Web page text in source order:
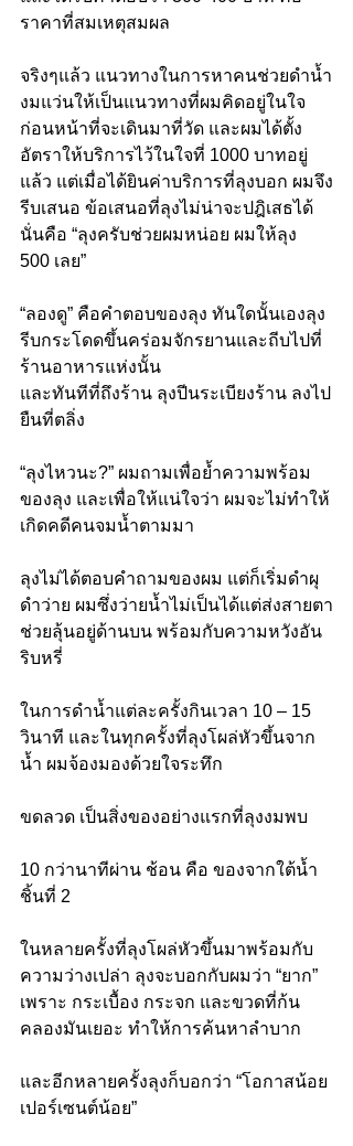
ราคาที่สมเหตุสมผล
จริงๆแล้ว แนวทางในการหาคนช่วยดำน้ำ
งมแว่นให้เป็นแนวทางที่ผมคิดอยู่ในใจ
ก่อนหน้าที่จะเดินมาที่วัด และผมได้ตั้ง
อัตราให้บริการไว้ในใจที่ 1000 บาทอยู่
แล้ว แต่เมื่อได้ยินค่าบริการที่ลุงบอก ผมจึง
รีบเสนอ ข้อเสนอที่ลุงไม่น่าจะปฎิเสธได้
นั่นคือ “ลุงครับช่วยผมหน่อย ผมให้ลุง
500 เลย”
“ลองดู” คือคำตอบของลุง ทันใดนั้นเองลุง
รีบกระโดดขึ้นคร่อมจักรยานและถีบไปที่
ร้านอาหารแห่งนั้น
และทันทีที่ถึงร้าน ลุงปีนระเบียงร้าน ลงไป
ยืนที่ตลิ่ง
“ลุงไหวนะ?” ผมถามเพื่อย้ำความพร้อม
ของลุง และเพื่อให้แน่ใจว่า ผมจะไม่ทำให้
เกิดคดีคนจมน้ำตามมา
ลุงไม่ได้ตอบคำถามของผม แต่ก็เริ่มดำผุ
ดำว่าย ผมซึ่งว่ายน้ำไม่เป็นได้แต่ส่งสายตา
ช่วยลุ้นอยู่ด้านบน พร้อมกับความหวังอัน
ริบหรี่
ในการดำน้ำแต่ละครั้งกินเวลา 10 – 15
วินาที และในทุกครั้งที่ลุงโผล่หัวขึ้นจาก
น้ำ ผมจ้องมองด้วยใจระทึก
ขดลวด เป็นสิ่งของอย่างแรกที่ลุงงมพบ
10 กว่านาทีผ่าน ช้อน คือ ของจากใต้น้ำ
ชิ้นที่ 2
ในหลายครั้งที่ลุงโผล่หัวขึ้นมาพร้อมกับ
ความว่างเปล่า ลุงจะบอกกับผมว่า “ยาก”
เพราะ กระเบื้อง กระจก และขวดที่ก้น
คลองมันเยอะ ทำให้การค้นหาลำบาก
และอีกหลายครั้งลุงก็บอกว่า “โอกาสน้อย
เปอร์เซนต์น้อย”